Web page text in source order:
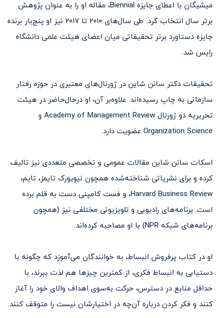
میشیگان با اعطای جایزه Biennial، مقاله او را به عنوان پژوهش
برتر سال انتخاب کرد. طی سال‌های ۲۰۱۰ تا ۲۰۱۷ نیز او پنج‌بار برنده
جایزه دستاورد برتر تحقیقاتی میان اعضای هیئت علمی دانشگاه
رایس شد.
تحقیقات دکتر سانن شاین در ژورنال‌های معتبری در حوزه رفتار
سازمانی به چاپ رسیده‌اند. علاوه‌بر آن، او درحال‌حاضر در هیئت
تحریریه دو ژورنال Academy of Management Review و
Organization Science عضویت دارد.
اسکات سانن شاین مقالات عمومی و تخصصی متعددی نیز تالیف
کرده و برای نشریاتی شناخته‌شده همچون نیویورک تایمز، تایم،
Harvard Business Review، و فست کامپنی دست به قلم برده
است. برنامه‌های رادیویی و تلویزیونی مختلفی نیز (همچون
برنامه‌های شبکه NPR) با او مصاحبه کرده‌اند.
او در کتاب پرفروش انبساط، به خوانندگان می‌آموزد که چگونه با
دستیابی به انبساط فکری، از کمترین چیزها هم لذت ببرند، با
حداقل منابع در دسترس، حرکت به‌سوی اهداف والای خود را آغاز
کنند و فکر کردن درباره آن‌چه در اختیارشان نیست را متوقف کنند.